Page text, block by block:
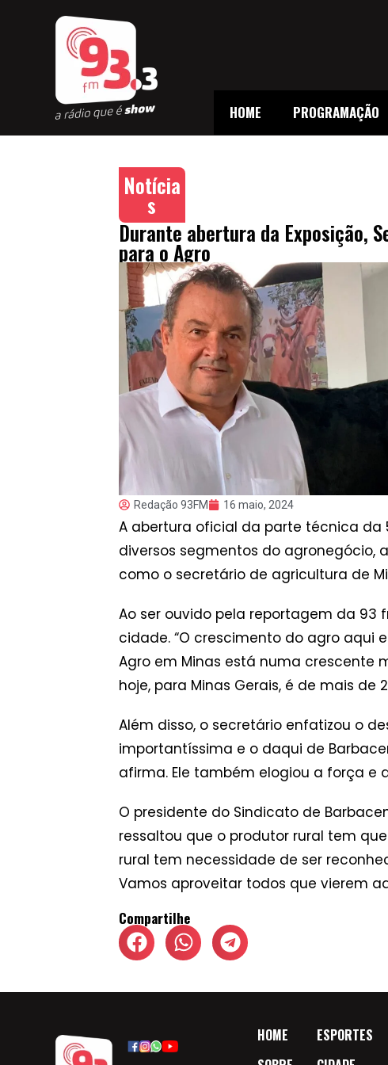
HOME PROGRAMAÇÃO
Notícia
s
Durante abertura da Exposição,
para o Agro
Redação 93FM 16 maio, 2024
A abertura oficial da parte técnica da
diversos segmentos do agronegócio,
como o secretário de agricultura de
Ao ser ouvido pela reportagem da
cidade. “O crescimento do agro aqui
Agro em Minas está numa crescente
hoje, para Minas Gerais, é de mais de
Além disso, o secretário enfatizou o
importantíssima e o daqui de
afirma. Ele também elogiou a força e
O presidente do Sindicato de
ressaltou que o produtor rural tem
rural tem necessidade de ser
Vamos aproveitar todos que vierem
Compartilhe
HOME
ESPORTES